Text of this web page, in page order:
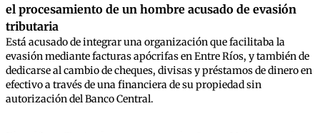
el procesamiento de un hombre acusado de evasión
tributaria
Está acusado de integrar una organización que facilitaba la
evasión mediante facturas apócrifas en Entre Ríos, y también de
dedicarse al cambio de cheques, divisas y préstamos de dinero en
efectivo a través de una financiera de su propiedad sin
autorización del Banco Central.